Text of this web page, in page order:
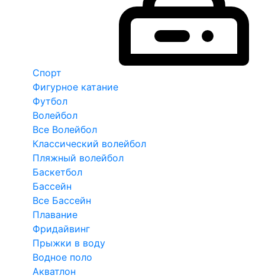
Спорт
Фигурное катание
Футбол
Волейбол
Все Волейбол
Классический волейбол
Пляжный волейбол
Баскетбол
Бассейн
Все Бассейн
Плавание
Фридайвинг
Прыжки в воду
Водное поло
Акватлон